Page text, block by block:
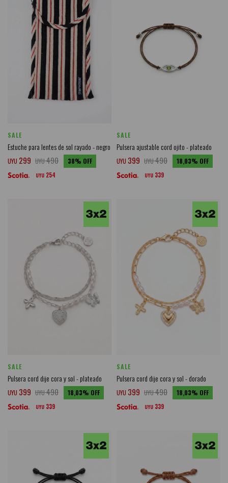
SALE
Estuche para lentes de sol rayado - negro
UYU 299 UYU490 38
UYU 254
SALE
Pulsera ajustable cord ojito - plateado
UYU 399 UYU490 18,03
UYU 339
SALE
Pulsera cord dije cora y sol - plateado
UYU 399 UYU490 18,03
UYU 339
SALE
Pulsera cord dije cora y sol - dorado
UYU 399 UYU490 18,03
UYU 339